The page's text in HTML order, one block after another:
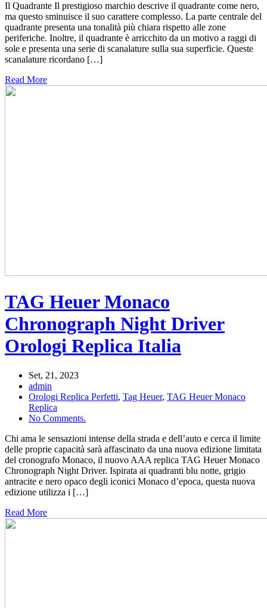
Il Quadrante Il prestigioso marchio descrive il quadrante come nero,
ma questo sminuisce il suo carattere complesso. La parte centrale del
quadrante presenta una tonalità più chiara rispetto alle zone
periferiche. Inoltre, il quadrante è arricchito da un motivo a raggi di
sole e presenta una serie di scanalature sulla sua superficie. Queste
scanalature ricordano […]
Read More
TAG Heuer Monaco
Chronograph Night Driver
Orologi Replica Italia
Set, 21, 2023
admin
Orologi Replica Perfetti, Tag Heuer, TAG Heuer Monaco
Replica
No Comments.
Chi ama le sensazioni intense della strada e dell’auto e cerca il limite
delle proprie capacità sarà affascinato da una nuova edizione limitata
del cronografo Monaco, il nuovo AAA replica TAG Heuer Monaco
Chronograph Night Driver. Ispirata ai quadranti blu notte, grigio
antracite e nero opaco degli iconici Monaco d’epoca, questa nuova
edizione utilizza i […]
Read More